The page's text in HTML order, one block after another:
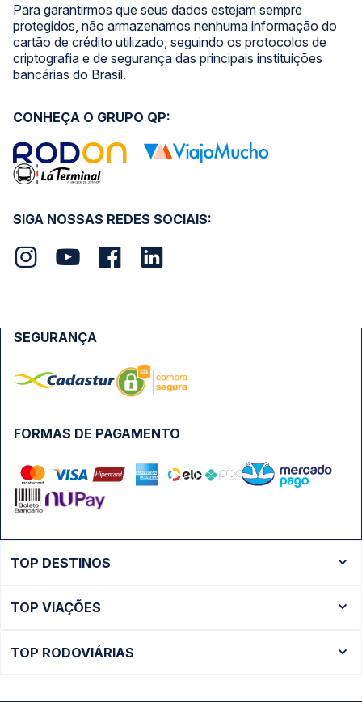
Para garantirmos que seus dados estejam sempre
protegidos, não armazenamos nenhuma informação do
cartão de crédito utilizado, seguindo os protocolos de
criptografia e de segurança das principais instituições
bancárias do Brasil.
SIGA NOSSAS REDES SOCIAIS:
CONHEÇA O GRUPO QP:
FORMAS DE PAGAMENTO
SEGURANÇA
TOP DESTINOS
Ônibus São Paulo
TOP VIAÇÕES
TOP RODOVIÁRIAS